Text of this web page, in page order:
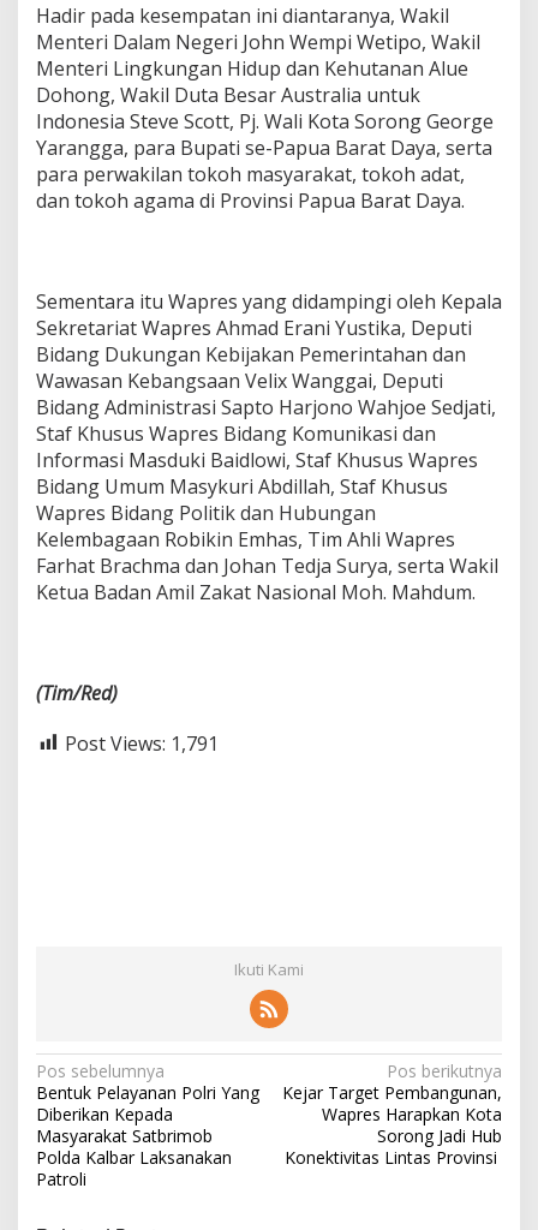
Hadir pada kesempatan ini diantaranya, Wakil
Menteri Dalam Negeri John Wempi Wetipo, Wakil
Menteri Lingkungan Hidup dan Kehutanan Alue
Dohong, Wakil Duta Besar Australia untuk
Indonesia Steve Scott, Pj. Wali Kota Sorong George
Yarangga, para Bupati se-Papua Barat Daya, serta
para perwakilan tokoh masyarakat, tokoh adat,
dan tokoh agama di Provinsi Papua Barat Daya.
Sementara itu Wapres yang didampingi oleh Kepala
Sekretariat Wapres Ahmad Erani Yustika, Deputi
Bidang Dukungan Kebijakan Pemerintahan dan
Wawasan Kebangsaan Velix Wanggai, Deputi
Bidang Administrasi Sapto Harjono Wahjoe Sedjati,
Staf Khusus Wapres Bidang Komunikasi dan
Informasi Masduki Baidlowi, Staf Khusus Wapres
Bidang Umum Masykuri Abdillah, Staf Khusus
Wapres Bidang Politik dan Hubungan
Kelembagaan Robikin Emhas, Tim Ahli Wapres
Farhat Brachma dan Johan Tedja Surya, serta Wakil
Ketua Badan Amil Zakat Nasional Moh. Mahdum.
(Tim/Red)
Post Views: 1,791
Ikuti Kami
N
a
v
i
Pos sebelumnya
Bentuk Pelayanan Polri Yang
Diberikan Kepada
Masyarakat Satbrimob
Polda Kalbar Laksanakan
Patroli
Pos berikutnya
Kejar Target Pembangunan,
Wapres Harapkan Kota
Sorong Jadi Hub
Konektivitas Lintas Provinsi